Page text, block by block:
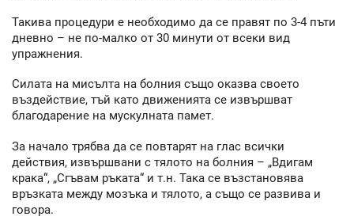
Такива процедури е необходимо да се правят по 3-4 пъти
дневно – не по-малко от 30 минути от всеки вид
упражнения.
Силата на мисълта на болния също оказва своето
въздействие, тъй като движенията се извършват
благодарение на мускулната памет.
За начало трябва да се повтарят на глас всички
действия, извършвани с тялото на болния – „Вдигам
крака“, „Сгъвам ръката“ и т.н. Така се възстановява
връзката между мозъка и тялото, а също се развива и
говора.